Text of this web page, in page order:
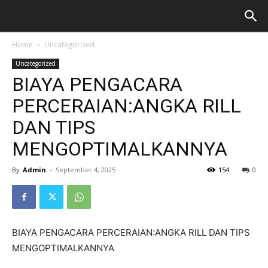
Home Uncategorized
Uncategorized
BIAYA PENGACARA
PERCERAIAN:ANGKA RILL
DAN TIPS
MENGOPTIMALKANNYA
By Admin - September 4, 2025 0
154
BIAYA PENGACARA PERCERAIAN:ANGKA RILL DAN TIPS
MENGOPTIMALKANNYA